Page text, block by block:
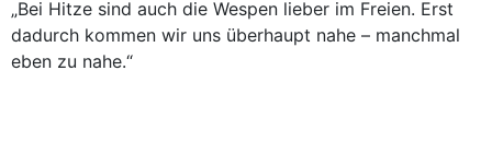
„Bei Hitze sind auch die Wespen lieber im Freien. Erst
dadurch kommen wir uns überhaupt nahe – manchmal
eben zu nahe.“